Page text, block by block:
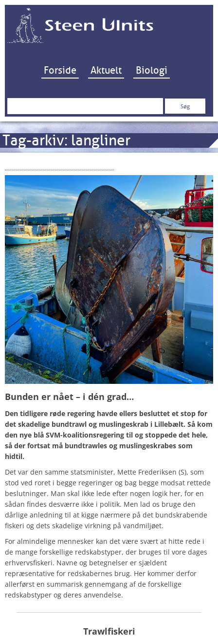
Hop til indhold
Forside Aktuelt Biologi
Søg
Tag-arkiv: langliner
Bunden er nået – i dén grad…
Den tidligere røde regering havde ellers besluttet et stop for
det skadelige bundtrawl og muslingeskrab i Lillebælt. Så kom
den nye blå SVM-koalitionsregering til og stoppede det hele,
så der fortsat må bundtrawles og muslingeskrabes som
hidtil.
Det var den samme statsminister, Mette Frederiksen (S), som
stod ved roret i begge regeringer og bag begge modsat rettede
beslutninger. Man skal ikke lede efter nogen logik her, for en
sådan findes desværre ikke i politik. Men lad os bruge den
dårlige anledning til at kigge nærmere på det bundskrabende
fiskeri og dets skadelige virkning på vandmiljøet.
For almindelige mennesker kan det være svært at hitte rede i
de mange forskellige redskabstyper, der bruges til vore dages
erhvervsfiskeri. Navne og betegnelser er sjældent
repræsentative for redskabernes brug. Her kommer derfor
allerførst en summarisk gennemgang af de forskellige
redskabstyper og deres anvendelse.
Trawlfiskeri